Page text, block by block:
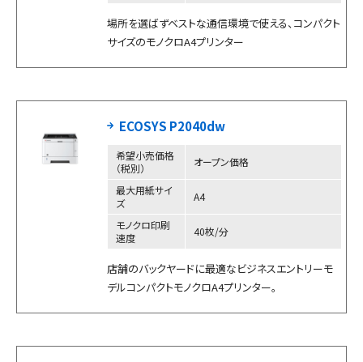
場所を選ばずベストな通信環境で使える、コンパクト
サイズのモノクロA4プリンター
ECOSYS P2040dw
希望小売価格
（税別）
オープン価格
最大用紙サイ
ズ
A4
モノクロ印刷
速度
40枚/分
店舗のバックヤードに最適なビジネスエントリーモ
デルコンパクトモノクロA4プリンター。